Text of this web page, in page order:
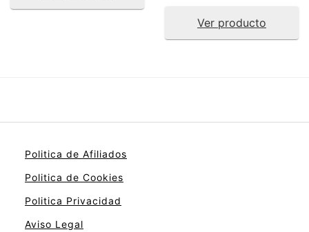
Ver producto
Politica de Afiliados
Politica de Cookies
Politica Privacidad
Aviso Legal